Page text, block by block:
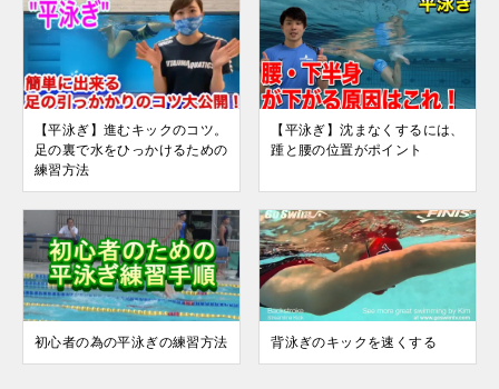
【平泳ぎ】進むキックのコツ。
足の裏で水をひっかけるための
練習方法
【平泳ぎ】沈まなくするには、
踵と腰の位置がポイント
初心者の為の平泳ぎの練習方法 背泳ぎのキックを速くする